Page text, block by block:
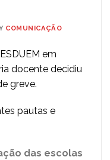
COMUNICAÇÃO
em
docente decidiu
greve.
pautas e
das escolas